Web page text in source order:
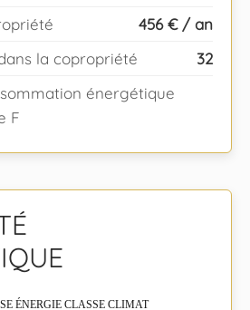
456 € / an
la copropriété
32
énergétique
F